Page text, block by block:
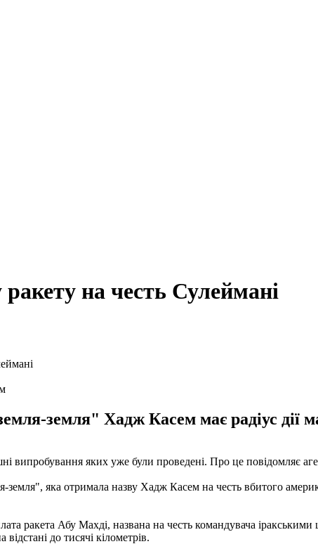
на честь Сулеймані
земля" Хадж Касем має радіус дії
випробування яких уже були проведені. Про це повідомляє
​​земля", яка отримала назву Хадж Касем на честь вбитого
ракета Абу Махді, названа на честь командувача
до тисячі кілометрів.